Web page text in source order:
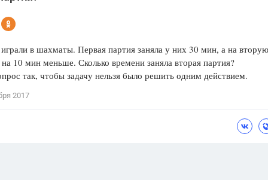
Разумовская М.М.,Габриелян
Рудзитис Г.Е.,Цыбулько И.П.,
Красота,
в шахматы. Первая партия заняла у них 30 мин, а на
на 10 мин меньше. Сколько времени заняла вторая партия?
так, чтобы задачу нельзя было решить одним действием.
2017